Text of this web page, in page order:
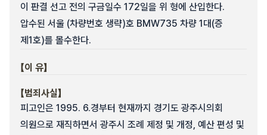
이 판결 선고 전의 구금일수 172일을 위 형에 산입한다.
압수된 서울 (차량번호 생략)호 BMW735 차량 1대(증
제1호)를 몰수한다.
【이 유】
【범죄사실】
피고인은 1995. 6.경부터 현재까지 경기도 광주시의회
의원으로 재직하면서 광주시 조례 제정 및 개정, 예산 편성 및